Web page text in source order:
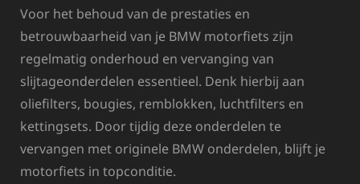
Voor het behoud van de prestaties en
betrouwbaarheid van je BMW motorfiets zijn
regelmatig onderhoud en vervanging van
slijtageonderdelen essentieel. Denk hierbij aan
oliefilters, bougies, remblokken, luchtfilters en
kettingsets. Door tijdig deze onderdelen te
vervangen met originele BMW onderdelen, blijft je
motorfiets in topconditie.